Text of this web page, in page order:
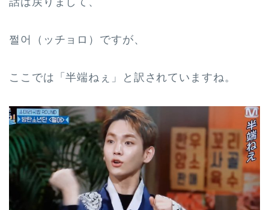
쩔어（ッチョロ）ですが、
ここでは「半端ねぇ」と訳されていますね。